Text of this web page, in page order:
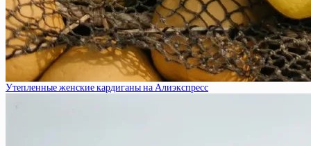
Утепленные женские кардиганы на Алиэкспресс